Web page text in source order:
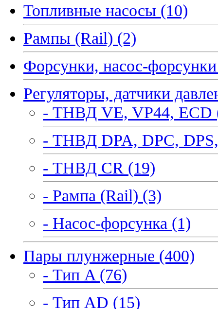
Топливные насосы (10)
Рампы (Rail) (2)
Форсунки, насос-
Регуляторы, датчики
- ТНВД VE, VP44, ECD
- ТНВД DPA, DPC,
- ТНВД CR (19)
- Рампа (Rail) (3)
- Насос-форсунка (1)
Пары плунжерные (400)
- Тип A (76)
- Тип AD (15)